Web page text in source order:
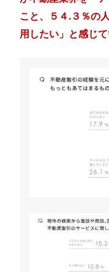
こと、５４.３％の
用したい」と感じ